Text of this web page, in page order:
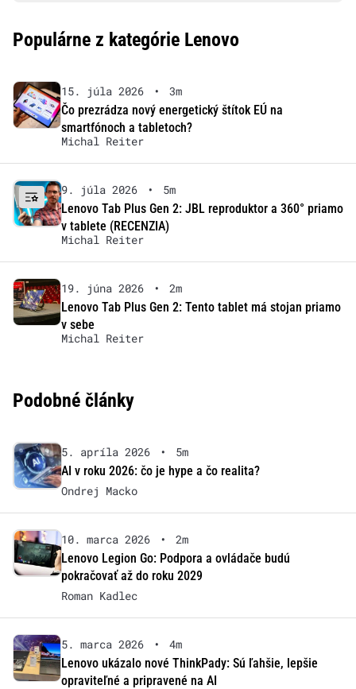
Populárne z kategórie Lenovo
15. júla 2026 •
3m
Čo prezrádza nový energetický štítok EÚ na
smartfónoch a tabletoch?
Michal Reiter
9. júla 2026 •
5m
Lenovo Tab Plus Gen 2: JBL reproduktor a 360° priamo
v tablete (RECENZIA)
Michal Reiter
19. júna 2026 •
2m
Lenovo Tab Plus Gen 2: Tento tablet má stojan priamo
v sebe
Michal Reiter
Podobné články
5. apríla 2026 •
5m
AI v roku 2026: čo je hype a čo realita?
Ondrej Macko
10. marca 2026 •
2m
Lenovo Legion Go: Podpora a ovládače budú
pokračovať až do roku 2029
Roman Kadlec
5. marca 2026 •
4m
Lenovo ukázalo nové ThinkPady: Sú ľahšie, lepšie
opraviteľné a pripravené na AI